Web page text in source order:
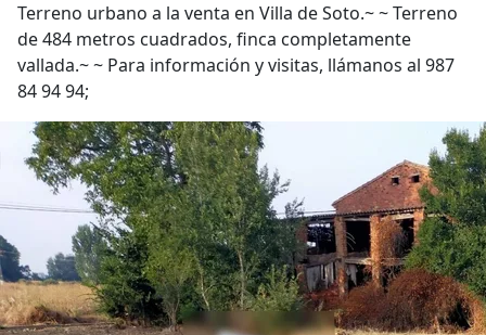
Terreno urbano a la venta en Villa de Soto.~ ~ Terreno
de 484 metros cuadrados, finca completamente
vallada.~ ~ Para información y visitas, llámanos al 987
84 94 94;